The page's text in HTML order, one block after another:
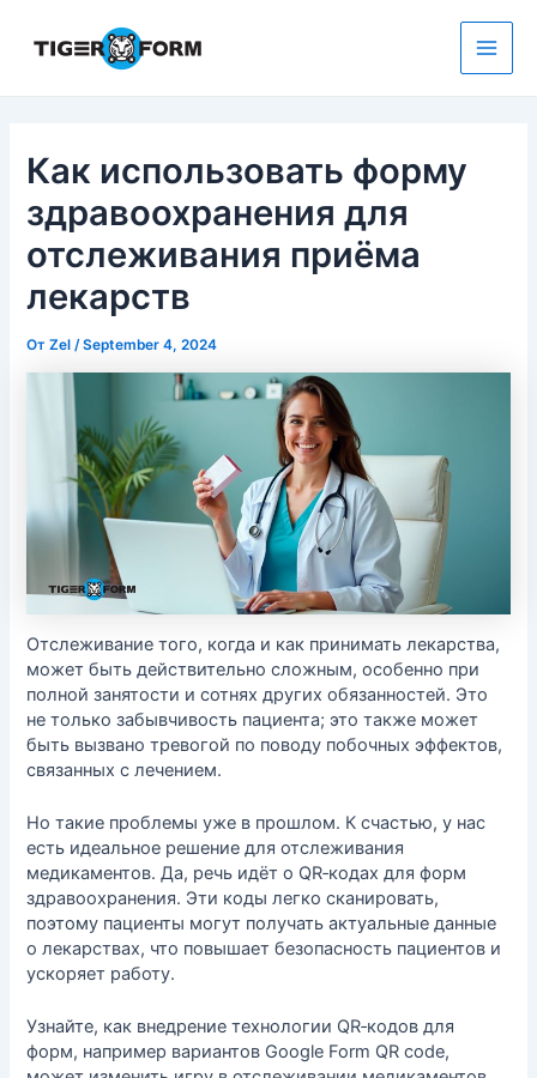
содержимому
Main
Как использовать форму
здравоохранения для
отслеживания приёма
лекарств
ОтZel/September 4, 2024
Отслеживание того, когда и как принимать лекарства,
может быть действительно сложным, особенно при
полной занятости и сотнях других обязанностей. Это
не только забывчивость пациента; это также может
быть вызвано тревогой по поводу побочных эффектов,
связанных с лечением.
Но такие проблемы уже в прошлом. К счастью, у нас
есть идеальное решение для отслеживания
медикаментов. Да, речь идёт о QR‑кодах для форм
здравоохранения. Эти коды легко сканировать,
поэтому пациенты могут получать актуальные данные
о лекарствах, что повышает безопасность пациентов и
ускоряет работу.
Узнайте, как внедрение технологии QR‑кодов для
форм, например вариантов Google Form QR code,